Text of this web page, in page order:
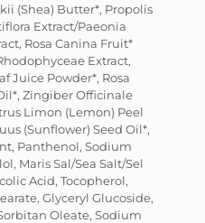
(Shea) Butter*, Propolis
Extract/Paeonia
Rosa Canina Fruit*
Extract,
Juice Powder*, Rosa
Zingiber Officinale
Limon (Lemon) Peel
(Sunflower) Seed Oil*,
Panthenol, Sodium
Maris Sal/Sea Salt/Sel
Acid, Tocopherol,
Glyceryl Glucoside,
Oleate, Sodium